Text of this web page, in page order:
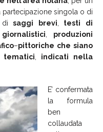
partecipazione singola o di
disaggi brevi testi
di
giornalistici
produzioni
–pittoriche che siano
tematici
indicati
nella
E’ confermata
la formula
ben
collaudata